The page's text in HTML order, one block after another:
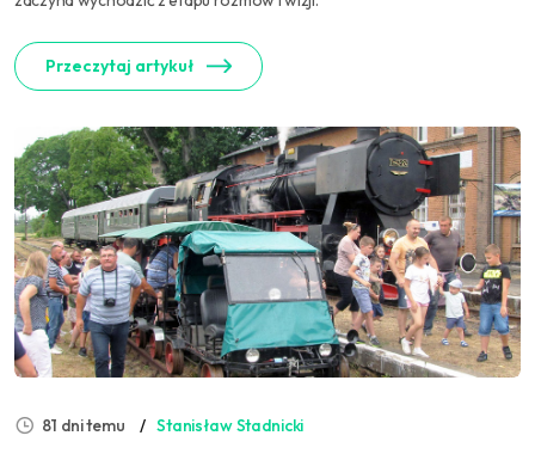
Przeczytaj artykuł
81 dni temu Stanisław Stadnicki